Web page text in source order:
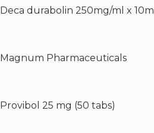
Deca durabolin 250mg/ml x 10ml
Magnum Pharmaceuticals
Provibol 25 mg (50 tabs)